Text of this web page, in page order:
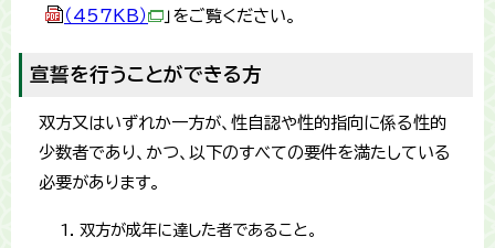
（457KB）
」をご覧ください。
宣誓を行うことができる方
双方又はいずれか一方が、性自認や性的指向に係る性的
少数者であり、かつ、以下のすべての要件を満たしている
必要があります。
双方が成年に達した者であること。